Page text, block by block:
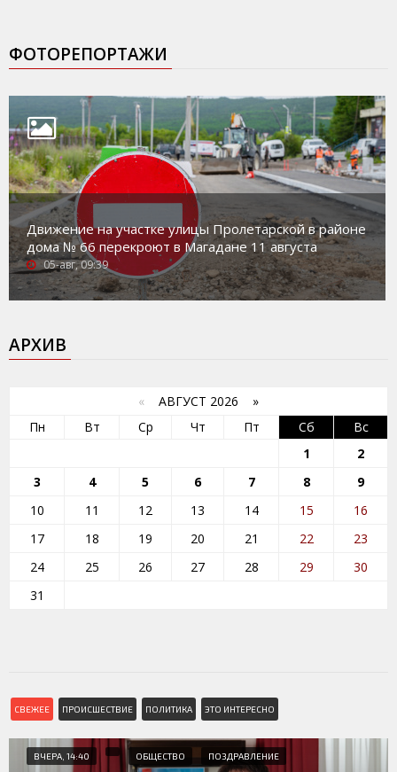
ФОТОРЕПОРТАЖИ
Движение на участке улицы Пролетарской в районе
дома № 66 перекроют в Магадане 11 августа
05-авг, 09:39
АРХИВ
« АВГУСТ 2026 »
Пн
Вт Ср Чт Пт Сб
Вс
1
2
3
4 5 6 7 8
9
10
11 12 13 14 15
16
17
18 19 20 21 22
23
24
25 26 27 28 29
30
31
СВЕЖЕЕ ПРОИСШЕСТВИЕ ПОЛИТИКА ЭТО ИНТЕРЕСНО
ВЧЕРА, 14:40 ОБЩЕСТВО ПОЗДРАВЛЕНИЕ